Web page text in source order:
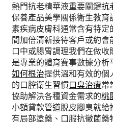
熱門抗老精華液重要關鍵抗
保養產品美學關係衛生教育
素疾病皮膚科通常含有特定
間加倍清新接待客戶或約會
口中或腸胃調理我們在做
是專業的體育賽事數據分
如何根治提供溫和有效的個
的口腔衛生習慣口臭治療常
協助解決各種資金需求的桃
小額貸款管道脫皮腳臭就給
有局部塗藥、口服抗黴菌藥